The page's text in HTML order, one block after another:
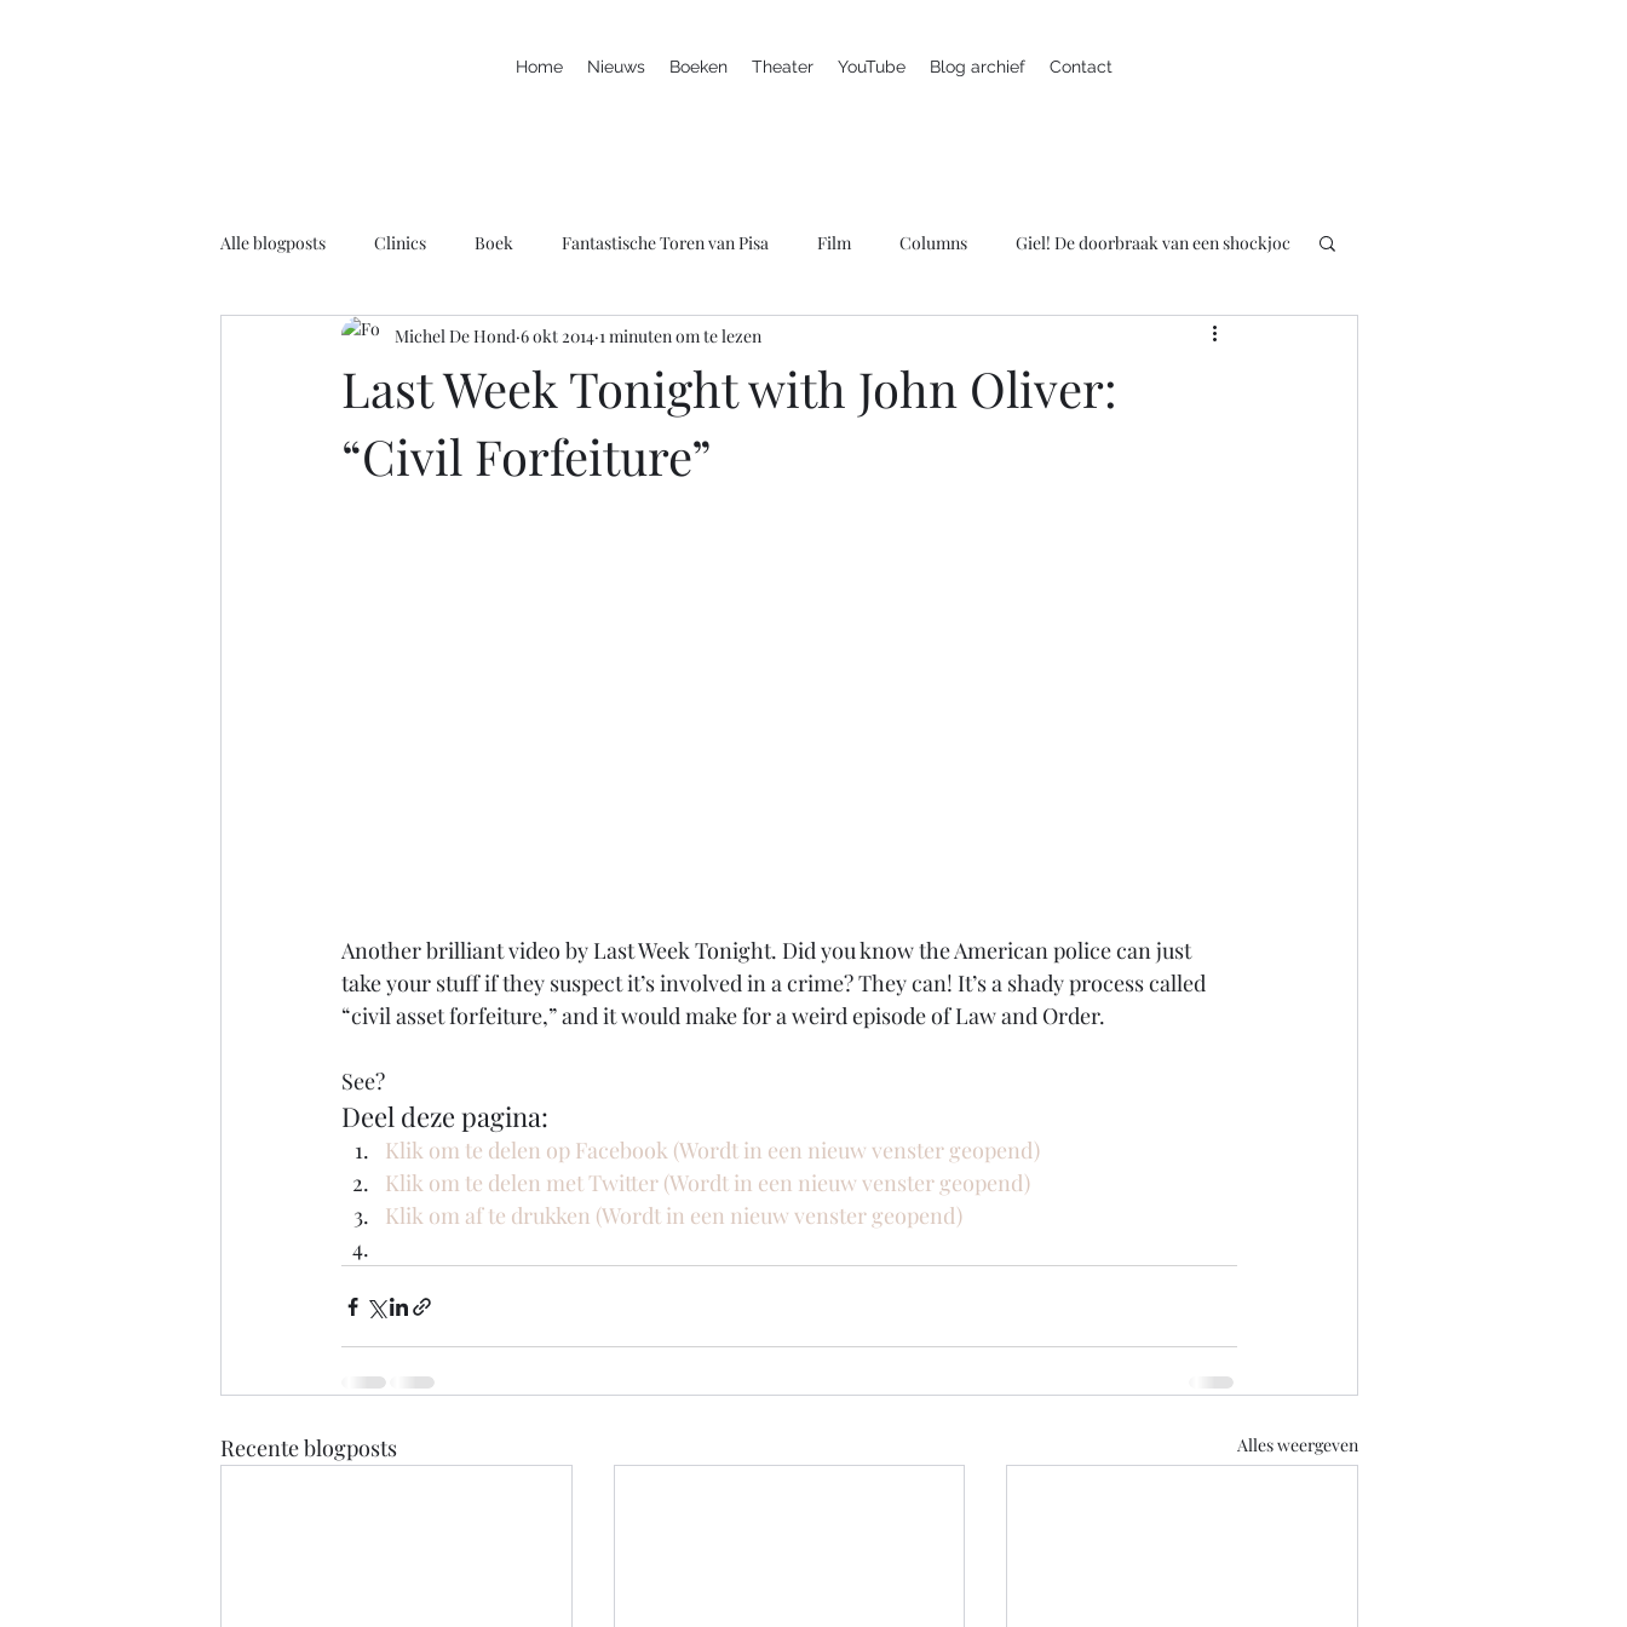
Home Nieuws Boeken Theater YouTube Blog archief Contact
Alle blogposts Clinics Boek Fantastische Toren van Pisa Film Columns Giel! De doorbraak van een shockjoc
Leuke filmpjes Nieuws Marc is ziek Presentator
Rolstoelbasketbal Radio Spreker Televisie
Last Week Tonight with John Oliver:
“Civil Forfeiture”
Michel De Hond 6 okt 2014 1 minuten om te lezen
Another brilliant video by Last Week Tonight. Did you know the American police can just
take your stuff if they suspect it’s involved in a crime? They can! It’s a shady process called
“civil asset forfeiture,” and it would make for a weird episode of Law and Order.
See?
Deel deze pagina:
Klik om te delen op Facebook (Wordt in een nieuw venster geopend)
Klik om te delen met Twitter (Wordt in een nieuw venster geopend)
Klik om af te drukken (Wordt in een nieuw venster geopend)
Recente blogposts Alles weergeven